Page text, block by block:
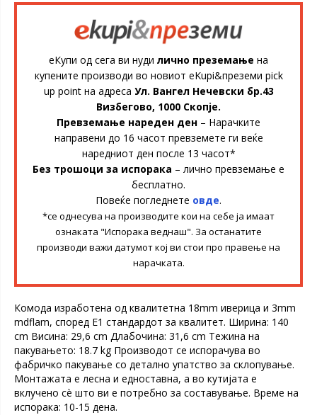
еКупи од сега ви нуди лично преземање на
купените производи во новиот eKupi&преземи pick
up point на адреса Ул. Вангел Нечевски бр.43
Визбегово, 1000 Скопје.
Превземање нареден ден – Нарачките
направени до 16 часот превземете ги веќе
наредниот ден после 13 часот*
Без трошоци за испорака – лично превземање е
бесплатно.
Повеќе погледнете овде.
*се однесува на производите кои на себе ја имаат
ознаката "Испорака веднаш". За останатите
производи важи датумот кој ви стои про правење на
нарачката.
Комода изработена од квалитетна 18mm иверица и 3mm
mdflam, според Е1 стандардот за квалитет. Ширина: 140
cm Висина: 29,6 cm Длабочина: 31,6 cm Тежина на
пакувањето: 18.7 kg Производот се испорачува во
фабричко пакување со детално упатство за склопување.
Монтажата е лесна и едноставна, а во кутијата е
вклучено сè што ви е потребно за составување. Време на
испорака: 10-15 дена.